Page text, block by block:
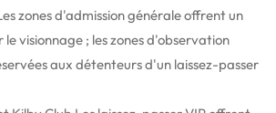
zones d'admission générale offrent un
visionnage ; les zones d'observation
aux détenteurs d'un laissez-passer